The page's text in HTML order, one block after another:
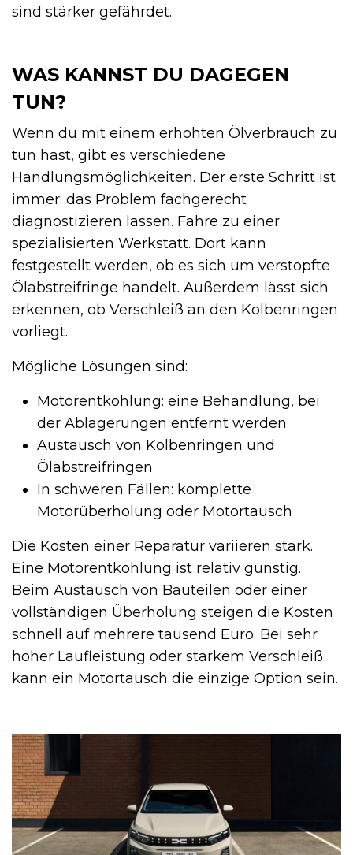
sind stärker gefährdet.
WAS KANNST DU DAGEGEN
TUN?
Wenn du mit einem erhöhten Ölverbrauch zu
tun hast, gibt es verschiedene
Handlungsmöglichkeiten. Der erste Schritt ist
immer: das Problem fachgerecht
diagnostizieren lassen. Fahre zu einer
spezialisierten Werkstatt. Dort kann
festgestellt werden, ob es sich um verstopfte
Ölabstreifringe handelt. Außerdem lässt sich
erkennen, ob Verschleiß an den Kolbenringen
vorliegt.
Mögliche Lösungen sind:
Motorentkohlung: eine Behandlung, bei
der Ablagerungen entfernt werden
Austausch von Kolbenringen und
Ölabstreifringen
In schweren Fällen: komplette
Motorüberholung oder Motortausch
Die Kosten einer Reparatur variieren stark.
Eine Motorentkohlung ist relativ günstig.
Beim Austausch von Bauteilen oder einer
vollständigen Überholung steigen die Kosten
schnell auf mehrere tausend Euro. Bei sehr
hoher Laufleistung oder starkem Verschleiß
kann ein Motortausch die einzige Option sein.